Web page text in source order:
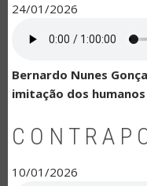
24/01/2026
Bernardo Nunes
imitação dos humanos
10/01/2026